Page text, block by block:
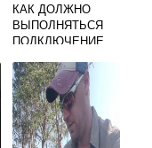
КАК ДОЛЖНО
ВЫПОЛНЯТЬСЯ
ПОДКЛЮЧЕНИЕ
СВАРОЧНОМУ
АППАРАТУ